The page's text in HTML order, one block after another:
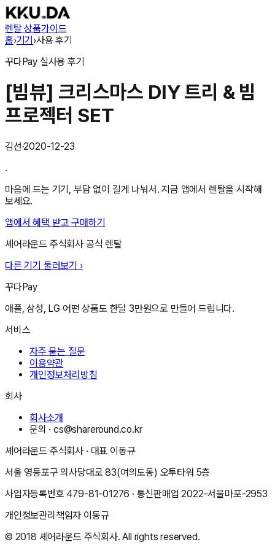
렌탈 상품가이드
홈›기기›사용 후기
꾸다Pay 실사용 후기
[빔뷰] 크리스마스 DIY 트리 & 빔
프로젝터 SET
김선·2020-12-23
.
마음에 드는 기기, 부담 없이 길게 나눠서. 지금 앱에서 렌탈을 시작해
보세요.
앱에서 혜택 받고 구매하기
셰어라운드 주식회사 공식 렌탈
다른 기기 둘러보기 ›
꾸다Pay
애플, 삼성, LG 어떤 상품도 한달 3만원으로 만들어 드립니다.
서비스
자주 묻는 질문
이용약관
개인정보처리방침
회사
회사소개
문의 ·cs@shareround.co.kr
셰어라운드 주식회사 · 대표 이동규
서울 영등포구 의사당대로 83(여의도동) 오투타워 5층
사업자등록번호 479-81-01276 · 통신판매업2022-서울마포-2953
개인정보관리책임자 이동규
© 2018 셰어라운드 주식회사. All rights reserved.